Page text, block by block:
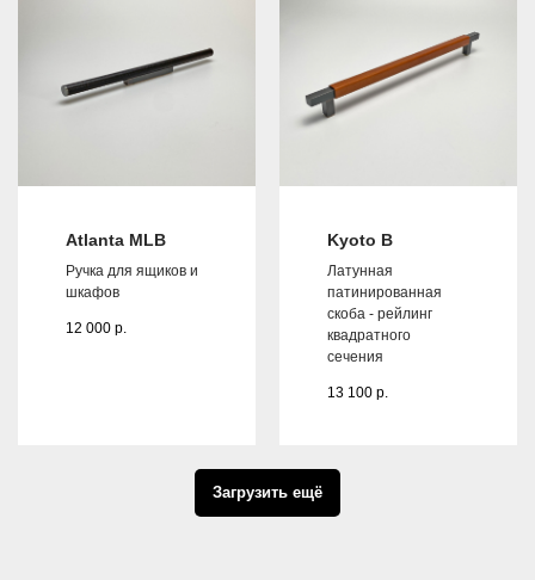
Atlanta MLB
Ручка для ящиков и
шкафов
12 000 р.
Kyoto B
Латунная
патинированная
скоба - рейлинг
квадратного
сечения
13 100 р.
Загрузить ещё